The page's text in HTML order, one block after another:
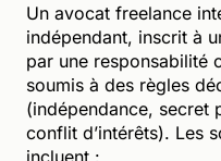
Un avocat freelance
indépendant, inscrit à
par une responsabilité
soumis à des règles
(indépendance, secret
conflit d’intérêts). Les
incluent :